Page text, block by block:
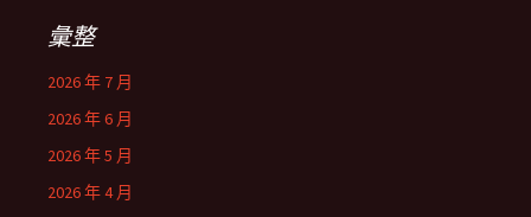
彙整
2026 年 7 月
2026 年 6 月
2026 年 5 月
2026 年 4 月